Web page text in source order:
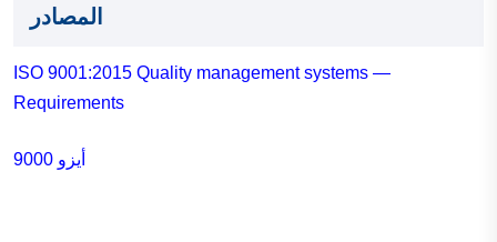
المصادر
ISO 9001:2015 Quality management systems —
Requirements
أيزو 9000